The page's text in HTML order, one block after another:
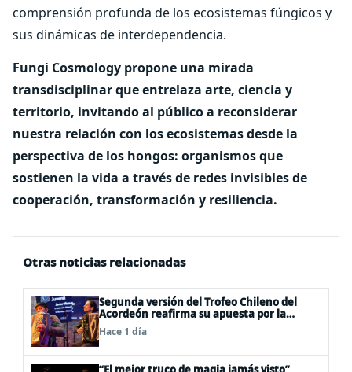
comprensión profunda de los ecosistemas fúngicos y
sus dinámicas de interdependencia.
Fungi Cosmology propone una mirada
transdisciplinar que entrelaza arte, ciencia y
territorio, invitando al público a reconsiderar
nuestra relación con los ecosistemas desde la
perspectiva de los hongos: organismos que
sostienen la vida a través de redes invisibles de
cooperación, transformación y resiliencia.
Otras noticias relacionadas
Segunda versión del Trofeo Chileno del
Acordeón reafirma su apuesta por la
profesionalización del instrumento en
Chile
Hace 1 día